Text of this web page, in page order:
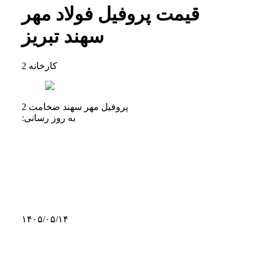
قیمت پروفیل فولاد مهر
سهند تبریز
2 کارخانه
پروفیل مهر سهند ضخامت 2
به روز رسانی:
۱۴۰۵/۰۵/۱۴